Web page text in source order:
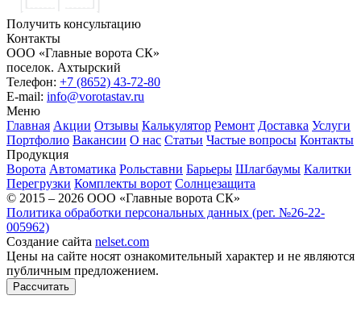
Получить консультацию
Контакты
ООО «Главные ворота СК»
поселок. Ахтырский
Телефон: +7 (8652) 43-72-80
E-mail: info@vorotastav.ru
Меню
Главная Акции Отзывы Калькулятор Ремонт Доставка Услуги
Портфолио Вакансии О нас Статьи Частые вопросы Контакты
Продукция
Ворота Автоматика Рольставни Барьеры Шлагбаумы Калитки
Перегрузки Комплекты ворот Солнцезащита
© 2015 – 2026 ООО «Главные ворота СК»
Политика обработки персональных данных (рег. №26-22-
005962)
Создание сайта nelset.com
Цены на сайте носят ознакомительный характер и не являются
публичным предложением.
Рассчитать